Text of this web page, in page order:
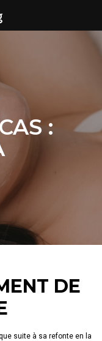
:
DE
suite à sa refonte en la